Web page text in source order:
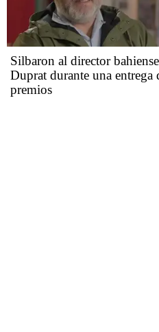
Silbaron al director
Duprat durante una entrega
premios